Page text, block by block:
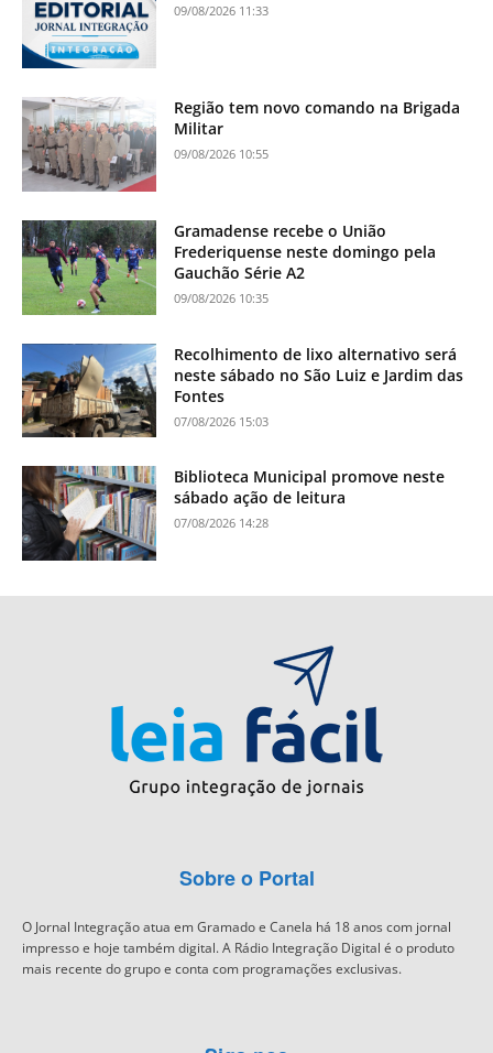
09/08/2026 11:33
Região tem novo comando na Brigada
Militar
09/08/2026 10:55
Gramadense recebe o União
Frederiquense neste domingo pela
Gauchão Série A2
09/08/2026 10:35
Recolhimento de lixo alternativo será
neste sábado no São Luiz e Jardim das
Fontes
07/08/2026 15:03
Biblioteca Municipal promove neste
sábado ação de leitura
07/08/2026 14:28
Sobre o Portal
O Jornal Integração atua em Gramado e Canela há 18 anos com jornal
impresso e hoje também digital. A Rádio Integração Digital é o produto
mais recente do grupo e conta com programações exclusivas.